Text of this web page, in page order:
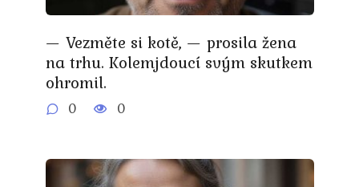
— Vezměte si kotě, — prosila žena
na trhu. Kolemjdoucí svým skutkem
ohromil.
0 0